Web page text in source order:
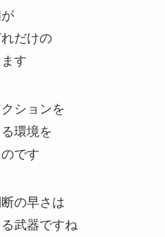
だけの
す
ションを
環境を
です
の早さは
武器ですね